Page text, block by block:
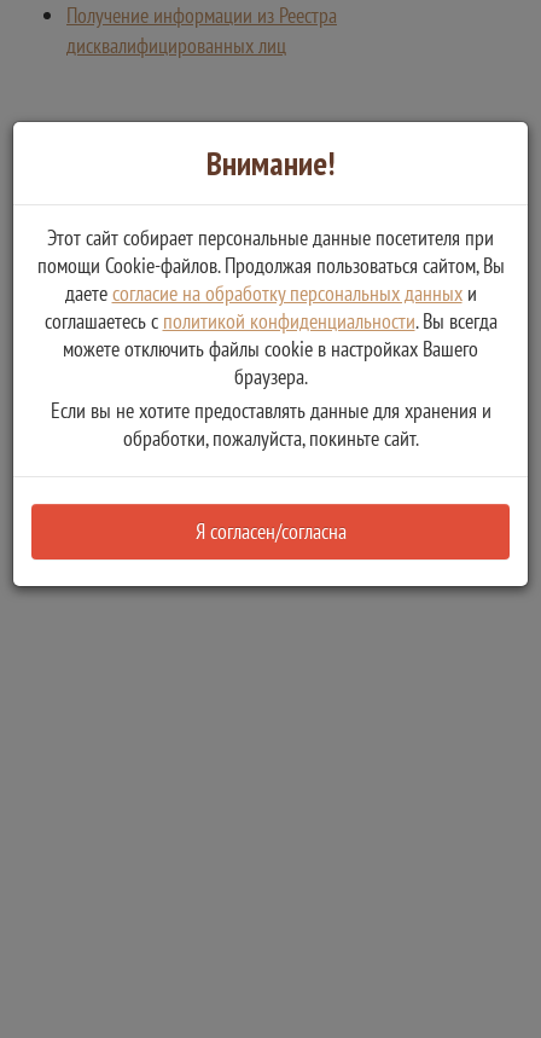
Получение информации из Реестра
дисквалифицированных лиц
Внимание!
Этот сайт собирает персональные данные посетителя при
помощи Cookie-файлов. Продолжая пользоваться сайтом, Вы
даетесогласие на обработку персональных данныхи
соглашаетесь с политикой конфиденциальности. Вы всегда
можете отключить файлы cookie в настройках Вашего
браузера.
Если вы не хотите предоставлять данные для хранения и
обработки, пожалуйста, покиньте сайт.
Я согласен/согласна